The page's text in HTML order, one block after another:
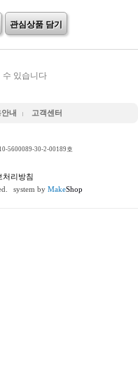
관심상품 담기
수 있습니다
안내 고객센터
5600089-30-2-00189호
처리방침
system by MakeShop